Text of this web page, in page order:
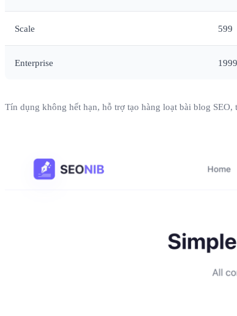
Scale 599
Enterprise 1999
Tín dụng không hết hạn, hỗ trợ tạo hàng loạt bài blog